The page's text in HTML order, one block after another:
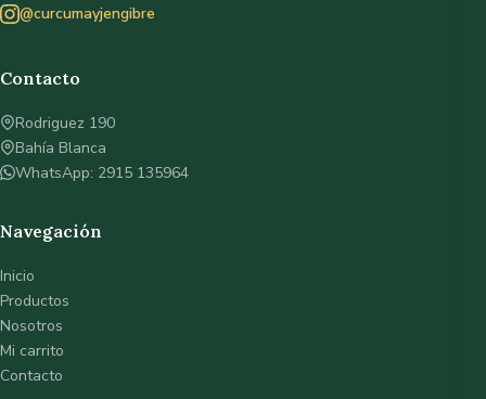
@curcumayjengibre
Contacto
Rodriguez 190
Bahía Blanca
WhatsApp: 2915 135964
Navegación
Inicio
Productos
Nosotros
Mi carrito
Contacto